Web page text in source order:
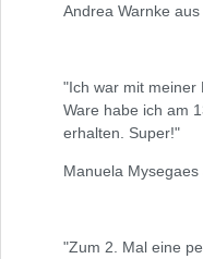
Andrea Warnke
"Ich war mit meiner
Ware habe ich am
erhalten. Super!"
Manuela
"Zum 2. Mal eine